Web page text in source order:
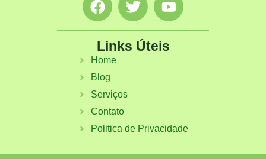
Links Úteis
Home
Blog
Serviços
Contato
Politica de Privacidade